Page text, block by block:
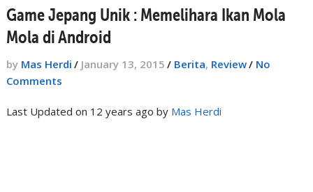
Game Jepang Unik : Memelihara Ikan Mola
Mola di Android
by Mas Herdi / January 13, 2015 / Berita, Review/ No
Comments
Last Updated on 12 years ago by Mas Herdi